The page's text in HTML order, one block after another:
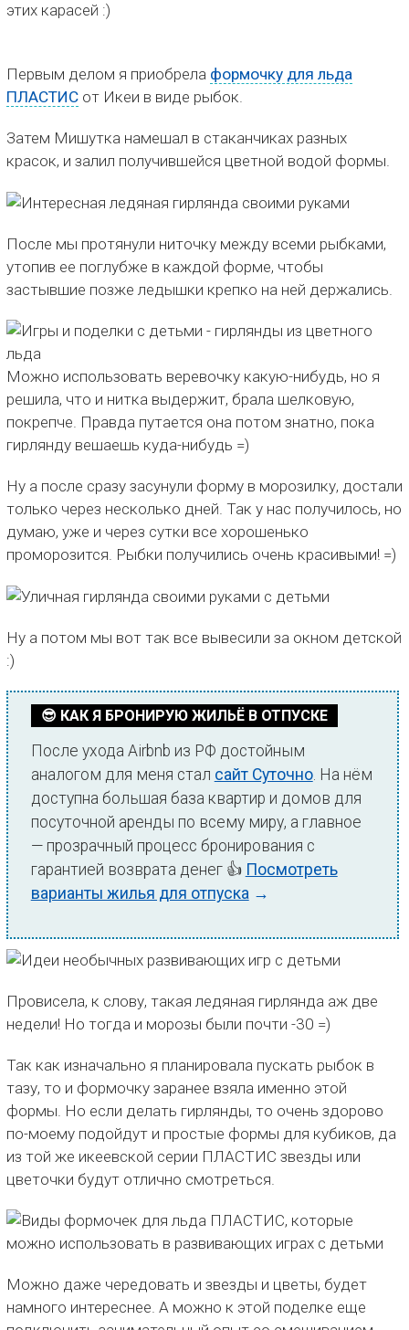
этих карасей :)
Первым делом я приобрела формочку для льда
ПЛАСТИСот Икеи в виде рыбок.
Затем Мишутка намешал в стаканчиках разных
красок, и залил получившейся цветной водой формы.
После мы протянули ниточку между всеми рыбками,
утопив ее поглубже в каждой форме, чтобы
застывшие позже ледышки крепко на ней держались.
Можно использовать веревочку какую-нибудь, но я
решила, что и нитка выдержит, брала шелковую,
покрепче. Правда путается она потом знатно, пока
гирлянду вешаешь куда-нибудь =)
Ну а после сразу засунули форму в морозилку, достали
только через несколько дней. Так у нас получилось, но
думаю, уже и через сутки все хорошенько
проморозится. Рыбки получились очень красивыми! =)
Ну а потом мы вот так все вывесили за окном детской
:)
😎 КАК Я БРОНИРУЮ ЖИЛЬЁ В ОТПУСКЕ
После ухода Airbnb из РФ достойным
аналогом для меня стал сайт Суточно. На нём
доступна большая база квартир и домов для
посуточной аренды по всему миру, а главное
— прозрачный процесс бронирования с
гарантией возврата денег 👍 Посмотреть
варианты жилья для отпуска →
Провисела, к слову, такая ледяная гирлянда аж две
недели! Но тогда и морозы были почти -30 =)
Так как изначально я планировала пускать рыбок в
тазу, то и формочку заранее взяла именно этой
формы. Но если делать гирлянды, то очень здорово
по-моему подойдут и простые формы для кубиков, да
из той же икеевской серии ПЛАСТИС звезды или
цветочки будут отлично смотреться.
Можно даже чередовать и звезды и цветы, будет
намного интереснее. А можно к этой поделке еще